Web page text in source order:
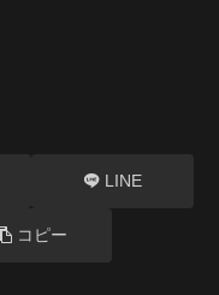
LINE
コピー